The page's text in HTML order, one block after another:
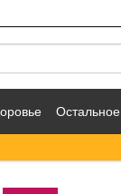
Остальное